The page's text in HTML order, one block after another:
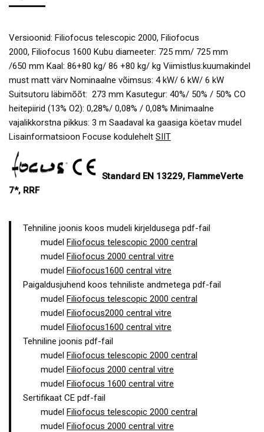
Versioonid: Filiofocus telescopic 2000, Filiofocus
2000, Filiofocus 1600 Kubu diameeter: 725 mm/ 725 mm
/650 mm Kaal: 86+80 kg/ 86 +80 kg/ kg Viimistlus:kuumakindel
must matt värv Nominaalne võimsus: 4 kW/ 6 kW/ 6 kW
Suitsutoru läbimõõt: 273 mm Kasutegur: 40%/ 50% / 50% CO
heitepiirid (13% O2): 0,28%/ 0,08% / 0,08% Minimaalne
vajalikkorstna pikkus: 3 m Saadaval ka gaasiga köetav mudel
Lisainformatsioon Focuse kodulehelt SIIT
Standard EN 13229, FlammeVerte
7*, RRF
Tehniline joonis koos mudeli kirjeldusega pdf-fail
mudel Filiofocus telescopic 2000 central
mudel Filiofocus 2000 central vitre
mudel Filiofocus1600 central vitre
Paigaldusjuhend koos tehniliste andmetega pdf-fail
mudel Filiofocus telescopic 2000 central
mudel Filiofocus2000 central vitre
mudel Filiofocus1600 central vitre
Tehniline joonis pdf-fail
mudel Filiofocus telescopic 2000 central
mudel Filiofocus 2000 central vitre
mudel Filiofocus 1600 central vitre
Sertifikaat CE pdf-fail
mudel Filiofocus telescopic 2000 central
mudel Filiofocus 2000 central vitre